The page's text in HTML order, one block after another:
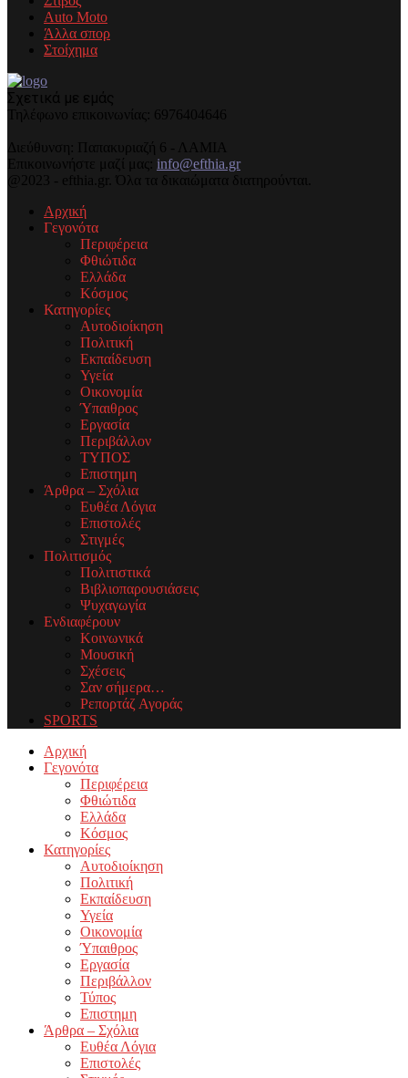
Auto Moto
Άλλα σπορ
Στοίχημα
Σχετικά με εμάς
Τηλέφωνo επικοινωνίας: 6976404646
Διεύθυνση: Παπακυριαζή 6 - ΛΑΜΙΑ
Επικοινωνήστε μαζί μας: info@efthia.gr
@2023 - efthia.gr. Όλα τα δικαιώματα διατηρούνται.
Αρχική
Γεγονότα
Περιφέρεια
Φθιώτιδα
Ελλάδα
Κόσμος
Κατηγορίες
Αυτοδιοίκηση
Πολιτική
Εκπαίδευση
Υγεία
Οικονομία
Ύπαιθρος
Εργασία
Περιβάλλον
ΤΥΠΟΣ
Επιστημη
Άρθρα – Σχόλια
Ευθέα Λόγια
Επιστολές
Στιγμές
Πολιτισμός
Πολιτιστικά
Βιβλιοπαρουσιάσεις
Ψυχαγωγία
Ενδιαφέρουν
Κοινωνικά
Μουσική
Σχέσεις
Σαν σήμερα…
Ρεπορτάζ Αγοράς
SPORTS
Facebook
Twitter
Instagram
Youtube
Email
Αρχική
Γεγονότα
Περιφέρεια
Φθιώτιδα
Ελλάδα
Κόσμος
Κατηγορίες
Αυτοδιοίκηση
Πολιτική
Εκπαίδευση
Υγεία
Οικονομία
Ύπαιθρος
Εργασία
Περιβάλλον
Τύπος
Επιστημη
Άρθρα – Σχόλια
Ευθέα Λόγια
Επιστολές